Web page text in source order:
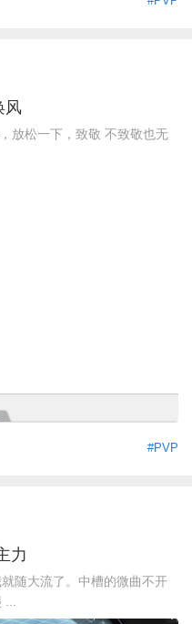
风
放松一下，致敬 不致敬也无
#PVP
力
随大流了。中槽的微曲不开